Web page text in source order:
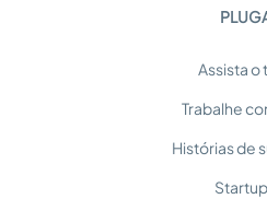
Assista o
Trabalhe
Histórias de